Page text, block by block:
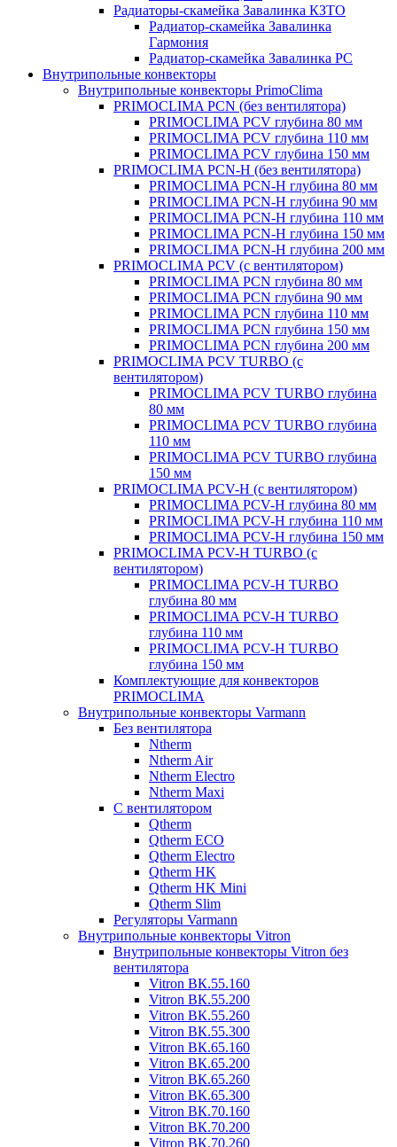
Радиаторы-скамейка Завалинка КЗТО
Радиатор-скамейка Завалинка
Гармония
Радиатор-скамейка Завалинка РС
Внутрипольные конвекторы
Внутрипольные конвекторы PrimoClima
PRIMOCLIMA PCN (без вентилятора)
PRIMOCLIMA PCV глубина 80 мм
PRIMOCLIMA PCV глубина 110 мм
PRIMOCLIMA PCV глубина 150 мм
PRIMOCLIMA PCN-H (без вентилятора)
PRIMOCLIMA PCN-H глубина 80 мм
PRIMOCLIMA PCN-H глубина 90 мм
PRIMOCLIMA PCN-H глубина 110 мм
PRIMOCLIMA PCN-H глубина 150 мм
PRIMOCLIMA PCN-H глубина 200 мм
PRIMOCLIMA PCV (c вентилятором)
PRIMOCLIMA PCN глубина 80 мм
PRIMOCLIMA PCN глубина 90 мм
PRIMOCLIMA PCN глубина 110 мм
PRIMOCLIMA PCN глубина 150 мм
PRIMOCLIMA PCN глубина 200 мм
PRIMOCLIMA PCV TURBO (c
вентилятором)
PRIMOCLIMA PCV TURBO глубина
80 мм
PRIMOCLIMA PCV TURBO глубина
110 мм
PRIMOCLIMA PCV TURBO глубина
150 мм
PRIMOCLIMA PCV-H (c вентилятором)
PRIMOCLIMA PCV-H глубина 80 мм
PRIMOCLIMA PCV-H глубина 110 мм
PRIMOCLIMA PCV-H глубина 150 мм
PRIMOCLIMA PCV-H TURBO (c
вентилятором)
PRIMOCLIMA PCV-H TURBO
глубина 80 мм
PRIMOCLIMA PCV-H TURBO
глубина 110 мм
PRIMOCLIMA PCV-H TURBO
глубина 150 мм
Комплектующие для конвекторов
PRIMOCLIMA
Внутрипольные конвекторы Varmann
Без вентилятора
Ntherm
Ntherm Air
Ntherm Electro
Ntherm Maxi
С вентилятором
Qtherm
Qtherm ECO
Qtherm Electro
Qtherm HK
Qtherm HK Mini
Qtherm Slim
Регуляторы Varmann
Внутрипольные конвекторы Vitron
Внутрипольные конвекторы Vitron без
вентилятора
Vitron ВК.55.160
Vitron ВК.55.200
Vitron ВК.55.260
Vitron ВК.55.300
Vitron ВК.65.160
Vitron ВК.65.200
Vitron ВК.65.260
Vitron ВК.65.300
Vitron ВК.70.160
Vitron ВК.70.200
Vitron ВК.70.260